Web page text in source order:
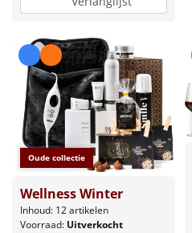
Oude collectie
Wellness Winter
Inhoud: 12 artikelen
Voorraad: Uitverkocht